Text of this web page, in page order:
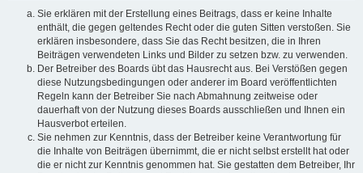
Sie erklären mit der Erstellung eines Beitrags, dass er keine Inhalte
enthält, die gegen geltendes Recht oder die guten Sitten verstoßen. Sie
erklären insbesondere, dass Sie das Recht besitzen, die in Ihren
Beiträgen verwendeten Links und Bilder zu setzen bzw. zu verwenden.
Der Betreiber des Boards übt das Hausrecht aus. Bei Verstößen gegen
diese Nutzungsbedingungen oder anderer im Board veröffentlichten
Regeln kann der Betreiber Sie nach Abmahnung zeitweise oder
dauerhaft von der Nutzung dieses Boards ausschließen und Ihnen ein
Hausverbot erteilen.
Sie nehmen zur Kenntnis, dass der Betreiber keine Verantwortung für
die Inhalte von Beiträgen übernimmt, die er nicht selbst erstellt hat oder
die er nicht zur Kenntnis genommen hat. Sie gestatten dem Betreiber, Ihr